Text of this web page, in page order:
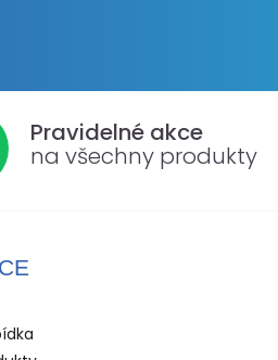
Pravidelné akce
na všechny produkty